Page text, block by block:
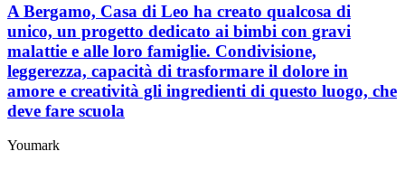
A Bergamo, Casa di Leo ha creato qualcosa di
unico, un progetto dedicato ai bimbi con gravi
malattie e alle loro famiglie. Condivisione,
leggerezza, capacità di trasformare il dolore in
amore e creatività gli ingredienti di questo luogo, che
deve fare scuola
Youmark